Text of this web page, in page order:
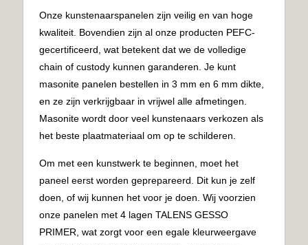
Onze kunstenaarspanelen zijn veilig en van hoge
kwaliteit. Bovendien zijn al onze producten PEFC-
gecertificeerd, wat betekent dat we de volledige
chain of custody kunnen garanderen. Je kunt
masonite panelen bestellen in 3 mm en 6 mm dikte,
en ze zijn verkrijgbaar in vrijwel alle afmetingen.
Masonite wordt door veel kunstenaars verkozen als
het beste plaatmateriaal om op te schilderen.
Om met een kunstwerk te beginnen, moet het
paneel eerst worden geprepareerd. Dit kun je zelf
doen, of wij kunnen het voor je doen. Wij voorzien
onze panelen met 4 lagen TALENS GESSO
PRIMER, wat zorgt voor een egale kleurweergave